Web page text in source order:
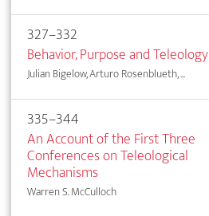
327–332
Behavior, Purpose and Teleology
Julian Bigelow, Arturo Rosenblueth, ...
335–344
An Account of the First Three
Conferences on Teleological
Mechanisms
Warren S. McCulloch